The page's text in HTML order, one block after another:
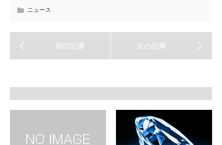
ニュース